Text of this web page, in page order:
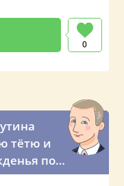
0
тётю и
по